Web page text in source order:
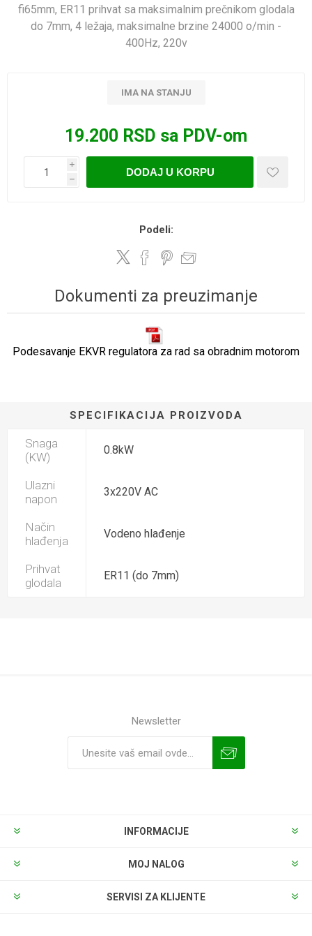
fi65mm, ER11 prihvat sa maksimalnim prečnikom glodala
do 7mm, 4 ležaja, maksimalne brzine 24000 o/min -
400Hz, 220v
IMA NA STANJU
19.200 RSD sa PDV-om
i
h
DODAJ U KORPU
Podeli:
Dokumenti za preuzimanje
Podesavanje EKVR regulatora za rad sa obradnim motorom
SPECIFIKACIJA PROIZVODA
Snaga
(KW)
0.8kW
Ulazni
napon
3x220V AC
Način
hlađenja
Vodeno hlađenje
Prihvat
glodala
ER11 (do 7mm)
Newsletter
INFORMACIJE
MOJ NALOG
SERVISI ZA KLIJENTE